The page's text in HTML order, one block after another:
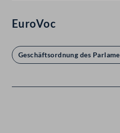
EuroVoc
Geschäftsordnung des